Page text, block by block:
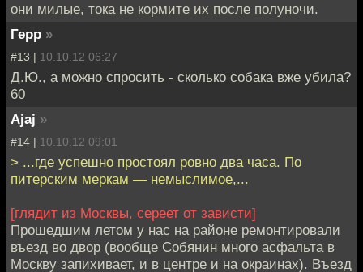
они милые, тока не кормите их после полуночи.
Герр »
#13 | 10.10.12 06:27
Д.Ю., а можно спросить - сколько собака вже убила?
60
Ajaj »
#14 | 10.10.12 09:01
> ...где успешно простоял ровно два часа. По
питерским меркам — немыслимое,...
[глядит из Москвы, сереет от зависти]
Прошедшим летом у нас на районе ремонтировали
въезд во двор (вообще Собянин много асфальта в
Москву запихивает, и в центре и на окраинах). Въезд